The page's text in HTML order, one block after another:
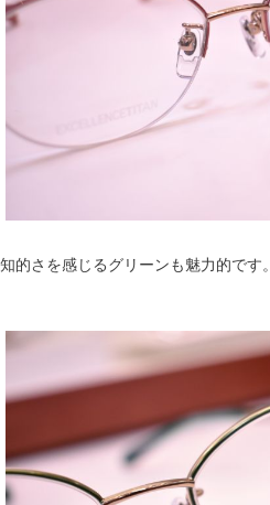
知的さを感じるグリーンも魅力的です。